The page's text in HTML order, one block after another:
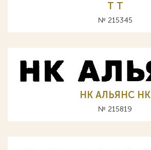
Т T
№ 215345
НК АЛЬЯНС HK
№ 215819